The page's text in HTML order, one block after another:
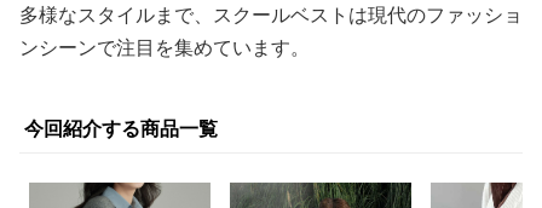
多様なスタイルまで、スクールベストは現代のファッショ
ンシーンで注目を集めています。
今回紹介する商品一覧